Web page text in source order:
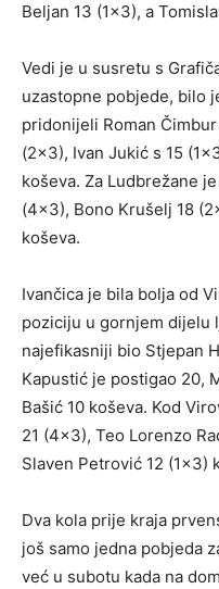
Beljan 13 (1×3), a
Vedi je u susretu s
uzastopne pobjede, bilo
pridonijeli Roman
(2×3), Ivan Jukić s 15
koševa. Za Ludbrežane
(4×3), Bono Krušelj 18
koševa.
Ivančica je bila bolja od
poziciju u gornjem dijelu
najefikasniji bio Stjepan
Kapustić je postigao 20,
Bašić 10 koševa. Kod
21 (4×3), Teo Lorenzo
Slaven Petrović 12 (1×3)
Dva kola prije kraja
još samo jedna pobjeda
već u subotu kada na